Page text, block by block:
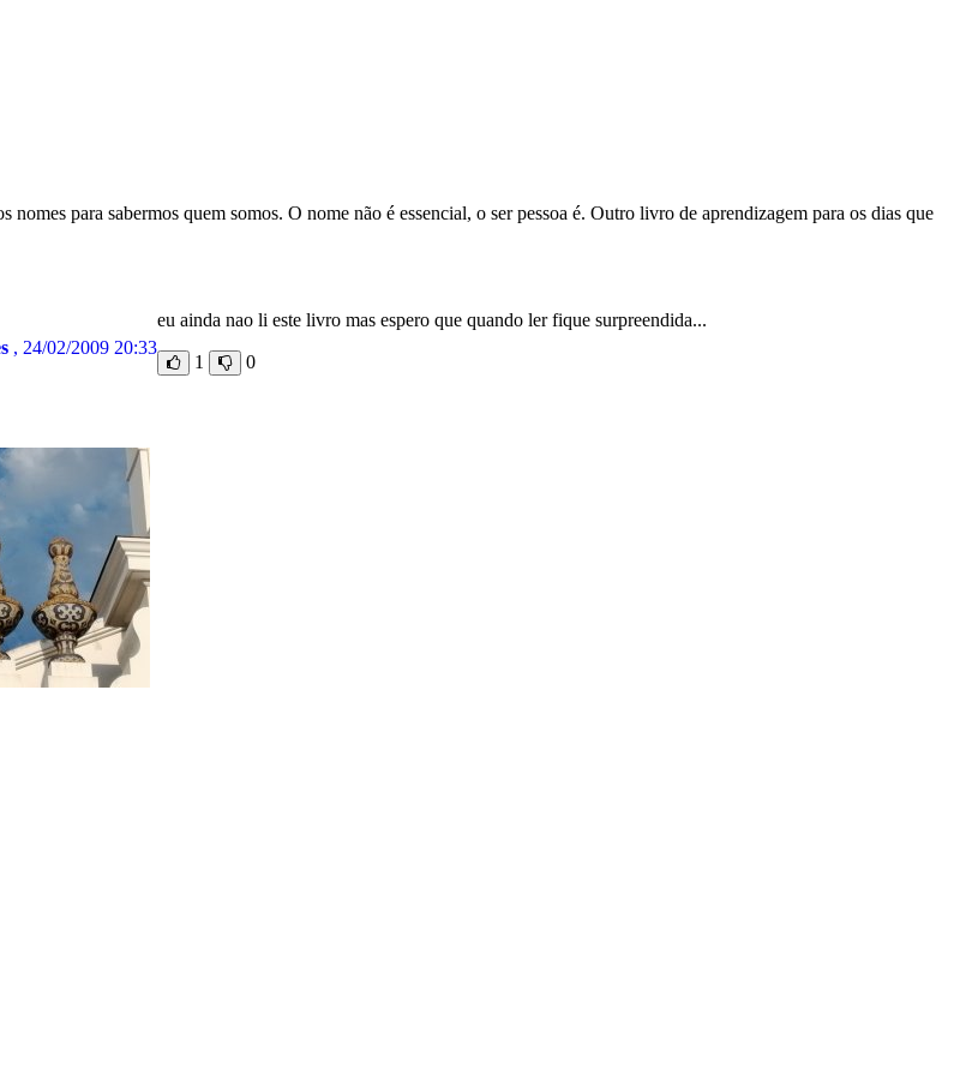
nomes para sabermos quem somos. O nome não é essencial, o ser pessoa é. Outro livro de aprendizagem para os dias que
, 24/02/2009 20:33
eu ainda nao li este livro mas espero que quando ler fique surpreendida...
1 0